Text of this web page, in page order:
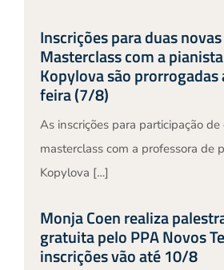
Inscrições para duas
Masterclass com a
Kopylova são prorrogadas
feira (7/8)
As inscrições para participação de
masterclass com a professora de
Kopylova […]
Monja Coen realiza
gratuita pelo PPA Novos
inscrições vão até 10/8